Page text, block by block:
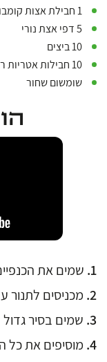
1 חבילת אצות קומבו (אם אין עדיין יוצא טעים)
5 דפי אצת נורי
10 ביצים
10 חבילות אטריות ראמן/אודון
שומשום שחור
שמים את
מכניסים לתנור על
שמים בסיר
מוסיפים את כל